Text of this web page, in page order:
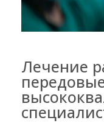
Лечение